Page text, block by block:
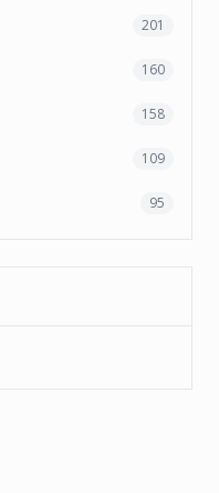
201
160
158
109
95